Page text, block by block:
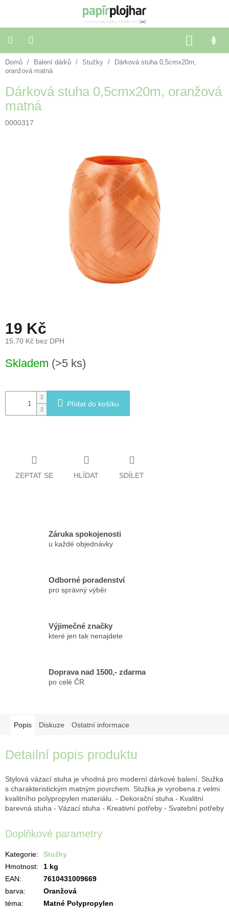
KOŠÍK
Balení
dárků
Dekorace
a
doplňky
Novinky
Prodejny
Domů / Balení dárků / Stužky /
Dárková stuha 0,5cmx20m,
oranžová matná
Dárková stuha 0,5cmx20m, oranžová
matná
0000317
19 Kč
15,70 Kč bez DPH
cena:
Skladem (>5 ks)
Přidat do košíku
ZEPTAT SE HLÍDAT SDÍLET
Záruka spokojenosti
u každé objednávky
Odborné poradenství
pro správný výběr
Výjimečné značky
které jen tak nenajdete
Doprava nad 1500,- zdarma
po celé ČR
Popis Diskuze Ostatní informace
Detailní popis produktu
Stylová vázací stuha je vhodná pro moderní dárkové balení. Stužka
s charakteristickým matným povrchem. Stužka je vyrobena z velmi
kvalitního polypropylen materiálu. - Dekorační stuha - Kvalitní
barevná stuha - Vázací stuha - Kreativní potřeby - Svatební potřeby
Doplňkové parametry
Kategorie:
Stužky
Hmotnost:
1 kg
EAN:
7610431009669
barva:
Oranžová
téma: Matné Polypropylen